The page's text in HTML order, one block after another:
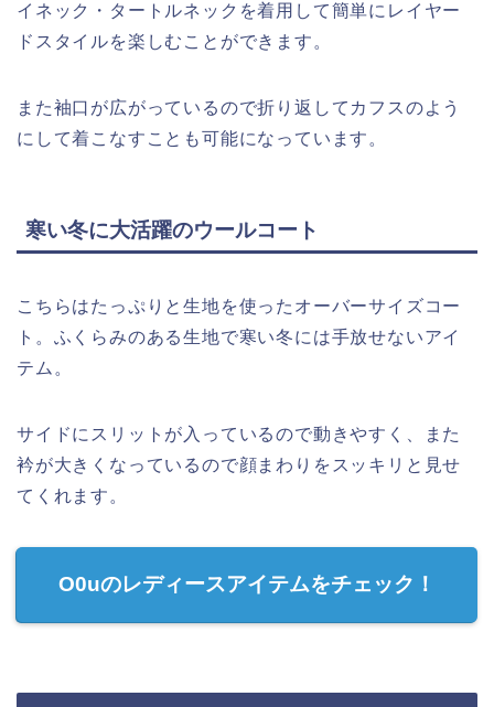
イネック・タートルネックを着用して簡単にレイヤー
ドスタイルを楽しむことができます。
また袖口が広がっているので折り返してカフスのよう
にして着こなすことも可能になっています。
寒い冬に大活躍のウールコート
こちらはたっぷりと生地を使ったオーバーサイズコー
ト。ふくらみのある生地で寒い冬には手放せないアイ
テム。
サイドにスリットが入っているので動きやすく、また
衿が大きくなっているので顔まわりをスッキリと見せ
てくれます。
O0uのレディースアイテムをチェック！